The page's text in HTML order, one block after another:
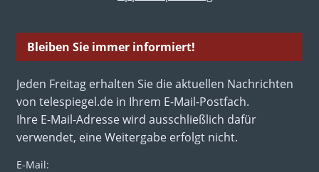
Bleiben Sie immer informiert!
Jeden Freitag erhalten Sie die aktuellen Nachrichten
von telespiegel.de in Ihrem E-Mail-Postfach.
Ihre E-Mail-Adresse wird ausschließlich dafür
verwendet, eine Weitergabe erfolgt nicht.
E-Mail: